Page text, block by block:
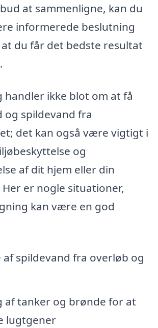
at sammenligne, kan du
informerede beslutning
du får det bedste resultat
handler ikke blot om at få
og spildevand fra
det kan også være vigtigt i
og
af dit hjem eller din
er nogle situationer,
kan være en god
af spildevand fra overløb og
af tanker og brønde for at
lugtgener